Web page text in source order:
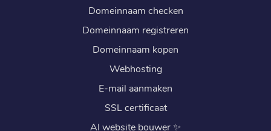
Domeinnaam checken
Domeinnaam registreren
Domeinnaam kopen
Webhosting
E-mail aanmaken
SSL certificaat
AI website bouwer✨